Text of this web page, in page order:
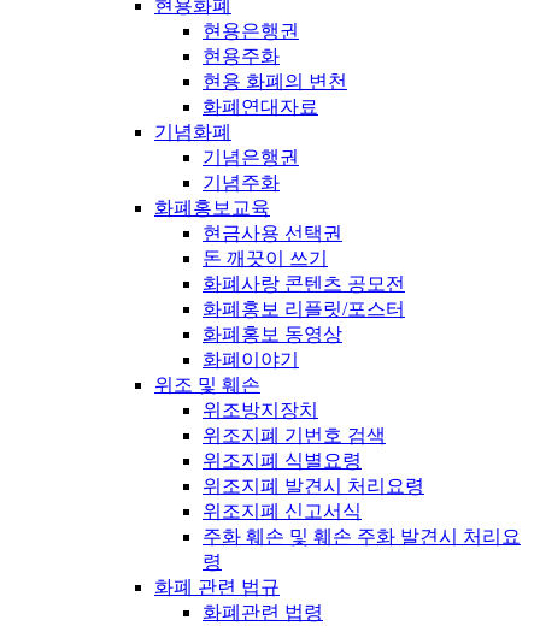
현용화폐
현용은행권
현용주화
현용 화폐의 변천
화폐연대자료
기념화폐
기념은행권
기념주화
화폐홍보교육
현금사용 선택권
돈 깨끗이 쓰기
화폐사랑 콘텐츠 공모전
화폐홍보 리플릿/포스터
화폐홍보 동영상
화폐이야기
위조 및 훼손
위조방지장치
위조지폐 기번호 검색
위조지폐 식별요령
위조지폐 발견시 처리요령
위조지폐 신고서식
주화 훼손 및 훼손 주화 발견시 처리요
령
화폐 관련 법규
화폐관련 법령